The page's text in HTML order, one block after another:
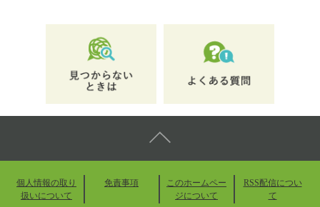
個人情報の取り
扱いについて
免責事項
このホームペー
ジについて
RSS配信につい
て